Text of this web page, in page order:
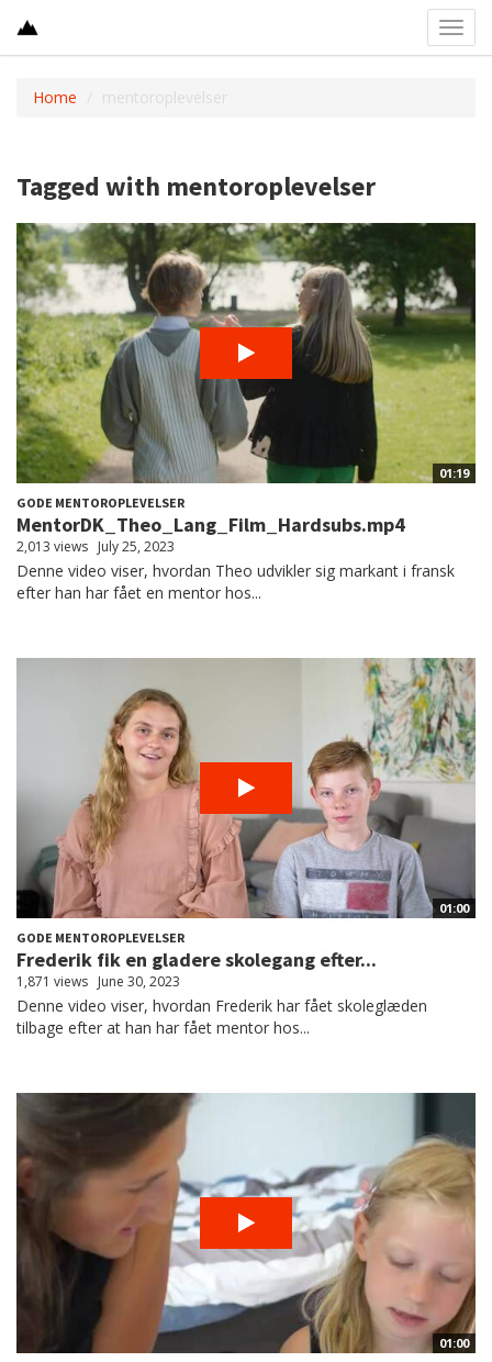
Home mentoroplevelser
Tagged with mentoroplevelser
01:19
GODE MENTOROPLEVELSER
MentorDK_Theo_Lang_Film_Hardsubs.mp4
2,013 views July 25, 2023
Denne video viser, hvordan Theo udvikler sig markant i fransk
efter han har fået en mentor hos...
01:00
GODE MENTOROPLEVELSER
Frederik fik en gladere skolegang efter...
1,871 views June 30, 2023
Denne video viser, hvordan Frederik har fået skoleglæden
tilbage efter at han har fået mentor hos...
01:00